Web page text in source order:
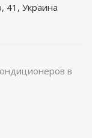
41, Украина
в